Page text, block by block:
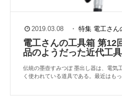
2019.03.08 ・ 特集 電工さん
電工さんの工具箱 第12
品のようだった近代工具
伝統の墨壺すみつぼ 墨出し器は、電気
く使われている道具である。最近はも